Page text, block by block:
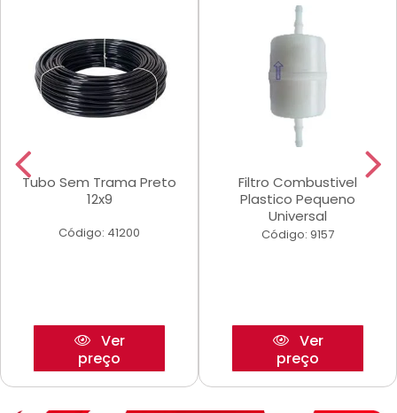
Tubo Sem Trama Preto
12x9
Código: 41200
Ver
preço
Filtro Combustivel
Plastico Pequeno
Universal
Código: 9157
Ver
preço